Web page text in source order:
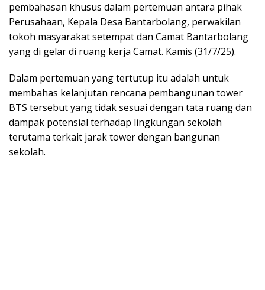
pembahasan khusus dalam pertemuan antara pihak
Perusahaan, Kepala Desa Bantarbolang, perwakilan
tokoh masyarakat setempat dan Camat Bantarbolang
yang di gelar di ruang kerja Camat. Kamis (31/7/25).
Dalam pertemuan yang tertutup itu adalah untuk
membahas kelanjutan rencana pembangunan tower
BTS tersebut yang tidak sesuai dengan tata ruang dan
dampak potensial terhadap lingkungan sekolah
terutama terkait jarak tower dengan bangunan
sekolah.